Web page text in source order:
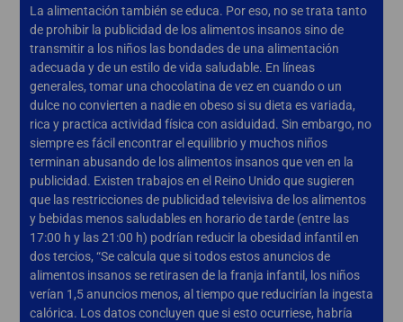
La alimentación también se educa. Por eso, no se trata tanto
de prohibir la publicidad de los alimentos insanos sino de
transmitir a los niños las bondades de una alimentación
adecuada y de un estilo de vida saludable. En líneas
generales, tomar una chocolatina de vez en cuando o un
dulce no convierten a nadie en obeso si su dieta es variada,
rica y practica actividad física con asiduidad. Sin embargo, no
siempre es fácil encontrar el equilibrio y muchos niños
terminan abusando de los alimentos insanos que ven en la
publicidad. Existen trabajos en el Reino Unido que sugieren
que las restricciones de publicidad televisiva de los alimentos
y bebidas menos saludables en horario de tarde (entre las
17:00 h y las 21:00 h) podrían reducir la obesidad infantil en
dos tercios, “Se calcula que si todos estos anuncios de
alimentos insanos se retirasen de la franja infantil, los niños
verían 1,5 anuncios menos, al tiempo que reducirían la ingesta
calórica. Los datos concluyen que si esto ocurriese, habría